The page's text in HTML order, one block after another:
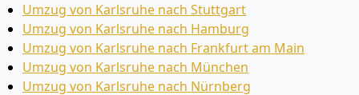
Umzug von Karlsruhe nach Stuttgart
Umzug von Karlsruhe nach Hamburg
Umzug von Karlsruhe nach Frankfurt am Main
Umzug von Karlsruhe nach München
Umzug von Karlsruhe nach Nürnberg